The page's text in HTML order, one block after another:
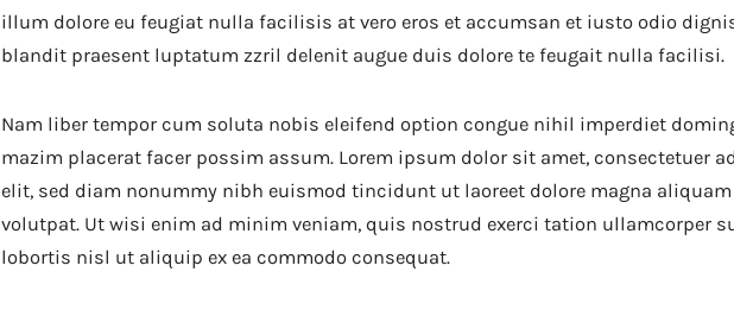
illum dolore eu feugiat nulla facilisis at vero eros et accumsan et iusto odio
blandit praesent luptatum zzril delenit augue duis dolore te feugait nulla facilisi.
Nam liber tempor cum soluta nobis eleifend option congue nihil imperdiet
mazim placerat facer possim assum. Lorem ipsum dolor sit amet, consectetuer
elit, sed diam nonummy nibh euismod tincidunt ut laoreet dolore magna
volutpat. Ut wisi enim ad minim veniam, quis nostrud exerci tation ullamcorper
lobortis nisl ut aliquip ex ea commodo consequat.